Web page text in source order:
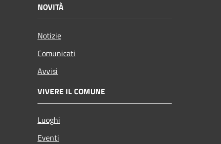
NOVITÀ
Notizie
Comunicati
Avvisi
VIVERE IL COMUNE
Luoghi
Eventi